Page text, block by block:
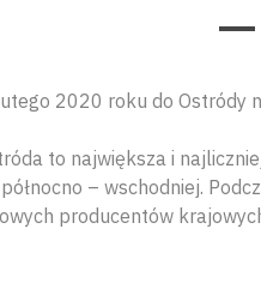
2020 roku do Ostródy
to największa i
– wschodniej.
producentów